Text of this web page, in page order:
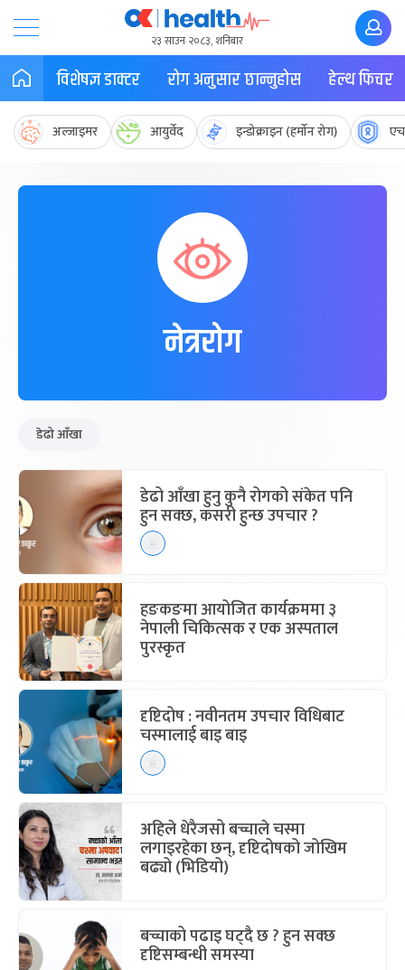
२३ साउन २०८३, शनिबार
विशेषज्ञ डाक्टर रोग अनुसार छान्नुहोस हेल्थ फिचर
अल्जाइमर आयुर्वेद इन्डोक्राइन (हर्मोन रोग)
नेत्ररोग
डेढो आँखा
डेढो आँखा हुनु कुनै रोगको संकेत पनि
हुन सक्छ, कसरी हुन्छ उपचार ?
हङकङमा आयोजित कार्यक्रममा ३
नेपाली चिकित्सक र एक अस्पताल
पुरस्कृत
दृष्टिदोष : नवीनतम उपचार विधिबाट
चस्मालाई बाइ बाइ
अहिले धेरैजसो बच्चाले चस्मा
लगाइरहेका छन्, दृष्टिदोषको जोखिम
बढ्यो (भिडियो)
बच्चाको पढाइ घट्दै छ ? हुन सक्छ
दृष्टिसम्बन्धी समस्या